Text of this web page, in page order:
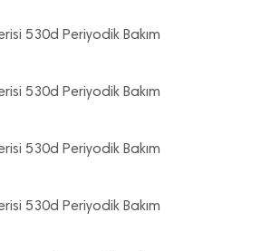
530d Periyodik Bakım
530d Periyodik Bakım
530d Periyodik Bakım
530d Periyodik Bakım